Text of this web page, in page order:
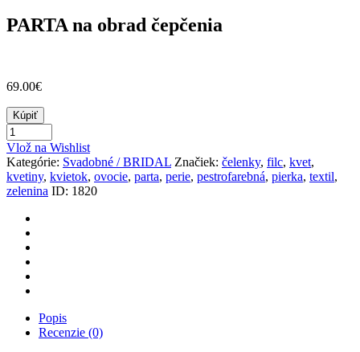
PARTA na obrad čepčenia
69.00€
Kúpiť
Vlož na Wishlist
Kategórie: Svadobné / BRIDAL Značiek: čelenky, filc, kvet,
kvetiny, kvietok, ovocie, parta, perie, pestrofarebná, pierka, textil,
zelenina ID: 1820
Popis
Recenzie (0)